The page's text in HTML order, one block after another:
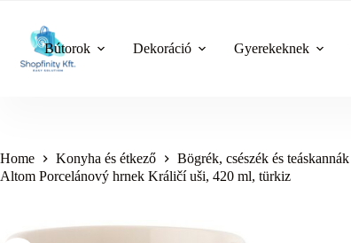
content
Bútorok Dekoráció Gyerekeknek
Home Konyha és étkező Bögrék, csészék és teáskannák
Altom Porcelánový hrnek Králičí uši, 420 ml, türkiz